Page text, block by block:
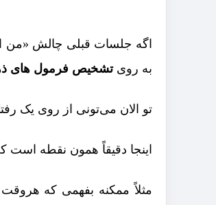
اگه جلسات قبلی چالش «من
به رویتشخیص فرمول های
تو الان می‌تونی از روی یک
اینجا دقیقاً همون نقطه‌ است
مثلاً ممکنه بفهمی که